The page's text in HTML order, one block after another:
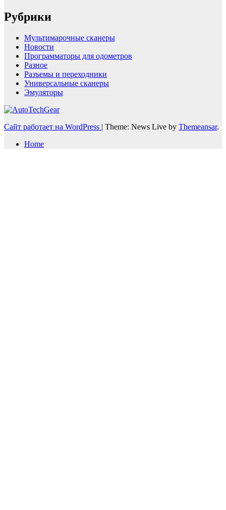
Рубрики
Мультимарочные сканеры
Новости
Программаторы для одометров
Разное
Разъемы и переходники
Универсальные сканеры
Эмуляторы
Сайт работает на WordPress | Theme: News Live by Themeansar.
Home